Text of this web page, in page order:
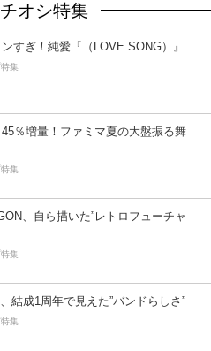
オシ特集
すぎ！純愛『（LOVE SONG）』
集
％増量！ファミマ夏の大盤振る舞
集
、自ら描いた”レトロフューチャ
集
結成1周年で見えた”バンドらしさ”
集